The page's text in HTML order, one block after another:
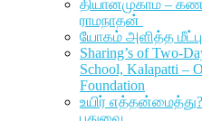
தியானமுகாம் –
ராமநாதன்
யோகம் அளித்த
Sharing’s of Two-
School, Kalapatti –
Foundation
உயிர்
புதுவை